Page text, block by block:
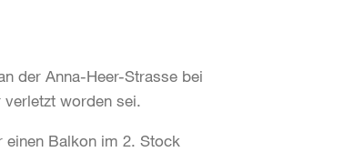
der Anna-Heer-Strasse bei
worden sei.
einen Balkon im 2. Stock